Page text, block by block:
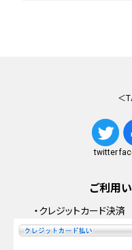
＜
twitter
ご利用
・クレジットカード決済